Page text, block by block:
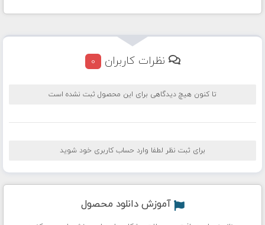
نظرات کاربران 0
تا کنون هیچ دیدگاهی برای این محصول ثبت نشده است
برای ثبت نظر لطفا وارد حساب کاربری خود شوید
آموزش دانلود محصول